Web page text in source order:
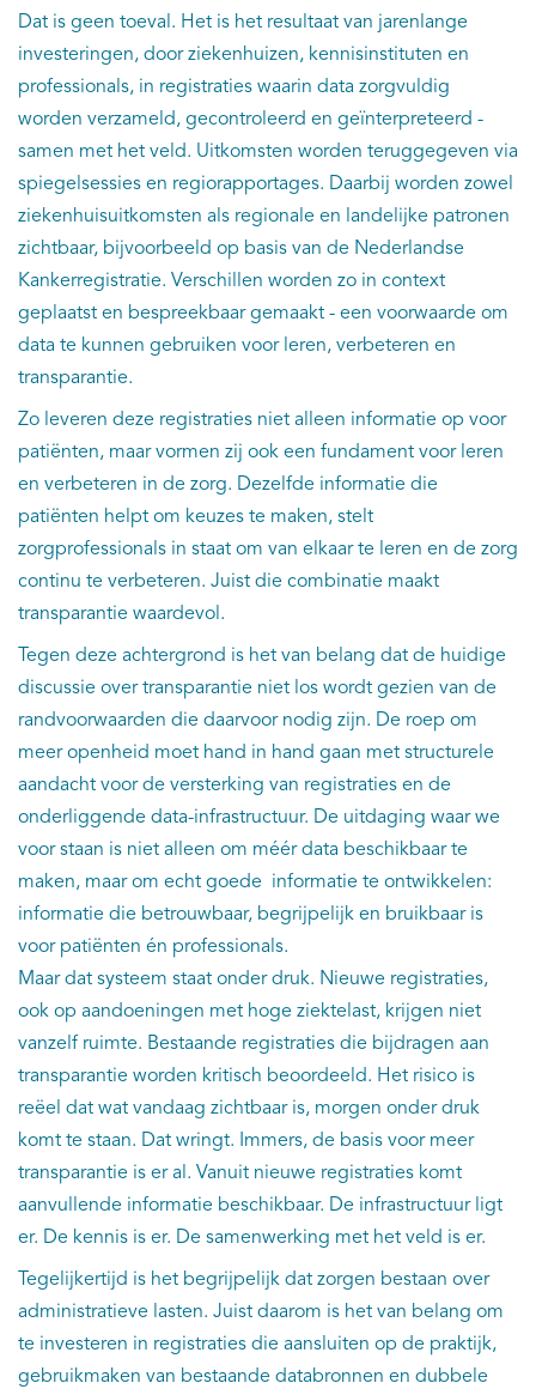
Dat is geen toeval. Het is het resultaat van jarenlange
investeringen, door ziekenhuizen, kennisinstituten en
professionals, in registraties waarin data zorgvuldig
worden verzameld, gecontroleerd en geïnterpreteerd -
samen met het veld. Uitkomsten worden teruggegeven via
spiegelsessies en regiorapportages. Daarbij worden zowel
ziekenhuisuitkomsten als regionale en landelijke patronen
zichtbaar, bijvoorbeeld op basis van de Nederlandse
Kankerregistratie. Verschillen worden zo in context
geplaatst en bespreekbaar gemaakt - een voorwaarde om
data te kunnen gebruiken voor leren, verbeteren en
transparantie.
Zo leveren deze registraties niet alleen informatie op voor
patiënten, maar vormen zij ook een fundament voor leren
en verbeteren in de zorg. Dezelfde informatie die
patiënten helpt om keuzes te maken, stelt
zorgprofessionals in staat om van elkaar te leren en de zorg
continu te verbeteren. Juist die combinatie maakt
transparantie waardevol.
Tegen deze achtergrond is het van belang dat de huidige
discussie over transparantie niet los wordt gezien van de
randvoorwaarden die daarvoor nodig zijn. De roep om
meer openheid moet hand in hand gaan met structurele
aandacht voor de versterking van registraties en de
onderliggende data-infrastructuur. De uitdaging waar we
voor staan is niet alleen om méér data beschikbaar te
maken, maar om echt goede informatie te ontwikkelen:
informatie die betrouwbaar, begrijpelijk en bruikbaar is
voor patiënten én professionals.
Maar dat systeem staat onder druk. Nieuwe registraties,
ook op aandoeningen met hoge ziektelast, krijgen niet
vanzelf ruimte. Bestaande registraties die bijdragen aan
transparantie worden kritisch beoordeeld. Het risico is
reëel dat wat vandaag zichtbaar is, morgen onder druk
komt te staan. Dat wringt. Immers, de basis voor meer
transparantie is er al. Vanuit nieuwe registraties komt
aanvullende informatie beschikbaar. De infrastructuur ligt
er. De kennis is er. De samenwerking met het veld is er.
Tegelijkertijd is het begrijpelijk dat zorgen bestaan over
administratieve lasten. Juist daarom is het van belang om
te investeren in registraties die aansluiten op de praktijk,
gebruikmaken van bestaande databronnen en dubbele